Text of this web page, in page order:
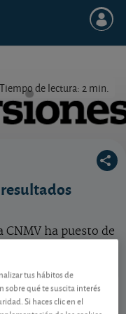
Tiempo de lectura: 2 min.
CNMV ha puesto de
EUR
tus hábitos de
qué te suscita interés
Si haces clic en el